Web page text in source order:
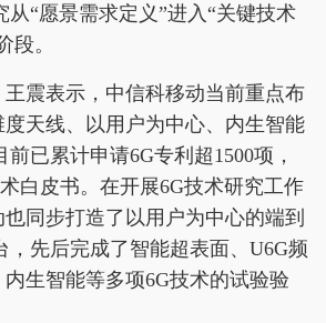
从“愿景需求定义”进入“关键技术
段。
震表示，中信科移动当前重点布
天线、以用户为中心、内生智能
已累计申请6G专利超1500项，
白皮书。在开展6G技术研究工作
同步打造了以用户为中心的端到
，先后完成了智能超表面、U6G频
生智能等多项6G技术的试验验